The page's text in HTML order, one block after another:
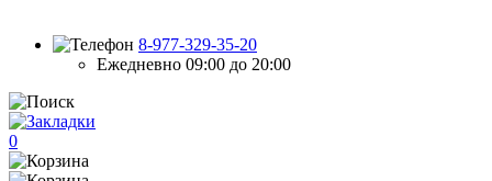
8-977-329-35-20
Ежедневно 09:00 до 20:00
0